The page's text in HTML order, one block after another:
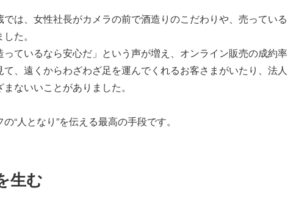
は、女性社長がカメラの前で酒造りのこだわりや、売っている
た。
ているなら安心だ」という声が増え、オンライン販売の成約率
、遠くからわざわざ足を運んでくれるお客さまがいたり、法人
ないいことがありました。
“人となり”を伝える最高の手段です。
生む